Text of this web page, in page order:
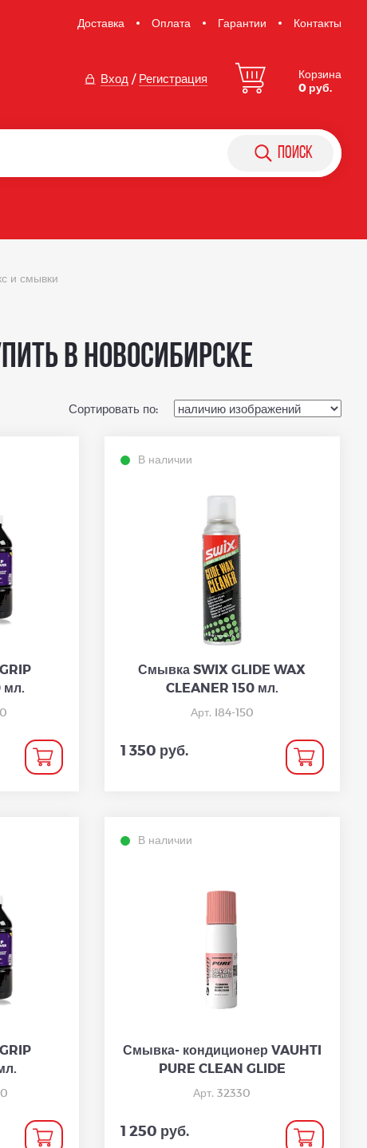
Доставка Оплата Гарантии Контакты
Вход / Регистрация
Корзина
0 руб.
поиск
и смывки
в Новосибирске
Сортировать по:
мл.
В наличии
Смывка SWIX GLIDE WAX
CLEANER 150 мл.
Арт. I84-150
1 350 руб.
В наличии
Смывка- кондиционер VAUHTI
PURE CLEAN GLIDE
Арт. 32330
1 250 руб.